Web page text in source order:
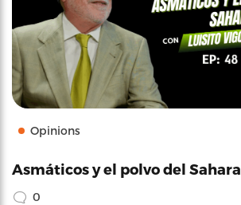
Opinions
Asmáticos y el polvo del Sahara
0